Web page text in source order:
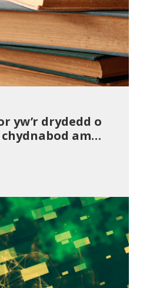
yw’r drydedd o
am
maes cwmnïau